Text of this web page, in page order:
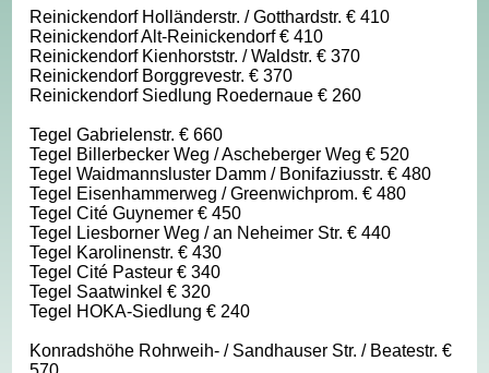
Reinickendorf Holländerstr. / Gotthardstr. € 410
Reinickendorf Alt-Reinickendorf € 410
Reinickendorf Kienhorststr. / Waldstr. € 370
Reinickendorf Borggrevestr. € 370
Reinickendorf Siedlung Roedernaue € 260
Tegel Gabrielenstr. € 660
Tegel Billerbecker Weg / Ascheberger Weg € 520
Tegel Waidmannsluster Damm / Bonifaziusstr. € 480
Tegel Eisenhammerweg / Greenwichprom. € 480
Tegel Cité Guynemer € 450
Tegel Liesborner Weg / an Neheimer Str. € 440
Tegel Karolinenstr. € 430
Tegel Cité Pasteur € 340
Tegel Saatwinkel € 320
Tegel HOKA-Siedlung € 240
Konradshöhe Rohrweih- / Sandhauser Str. / Beatestr. €